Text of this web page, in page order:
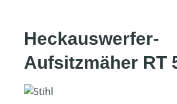
Heckauswerfer-
Aufsitzmäher RT